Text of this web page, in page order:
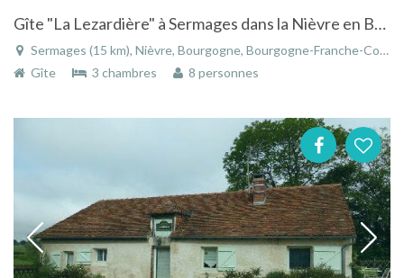
Gîte "La Lezardière" à Sermages dans la Nièvre en Bourgogne entièrement rénovée en 2013
Sermages (15 km), Nièvre, Bourgogne, Bourgogne-Franche-Comté, France
Gîte
3 chambres 8 personnes